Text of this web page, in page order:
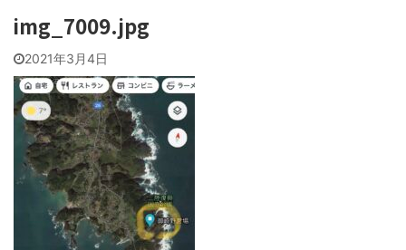
img_7009.jpg
2021年3月4日